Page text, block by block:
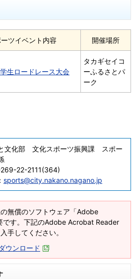
ーツイベント内容 開催場所
生ロードレース大会
タカギセイコ
ーふるさとパ
ーク
文化部 文化スポーツ振興課 スポー
22-2111(364)
sports@city.nakano.nagano.jp
無償のソフトウェア「Adobe
す。下記のAdobe Acrobat Reader
手してください。
ウンロード